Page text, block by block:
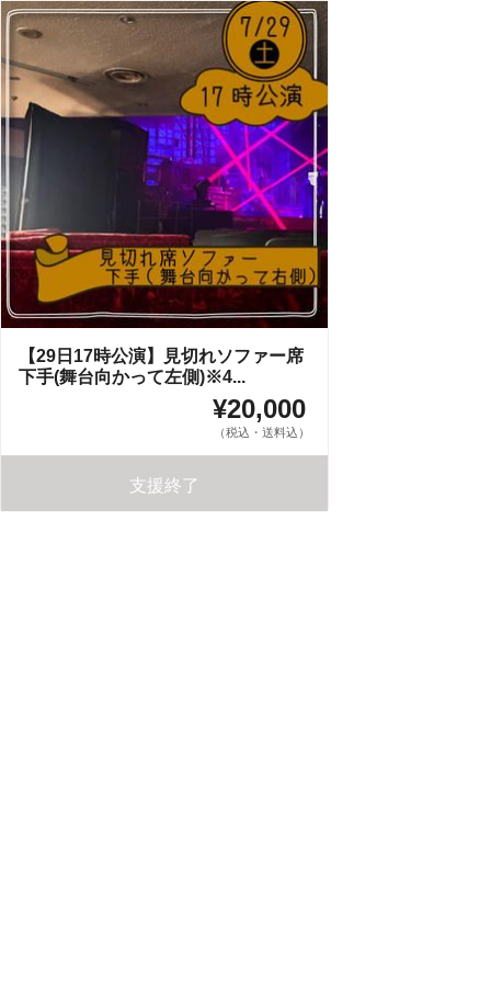
【29日17時公演】見切れソファー席
下手(舞台向かって左側)※4...
¥20,000
（税込・送料込）
支援終了